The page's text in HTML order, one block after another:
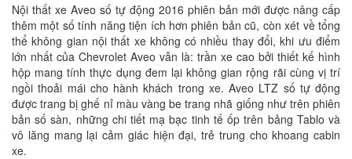
Nội thất xe Aveo số tự động 2016 phiên bản mới được nâng cấp
thêm một số tính năng tiện ích hơn phiên bản cũ, còn xét về tổng
thể không gian nội thất xe không có nhiều thay đổi, khi ưu điểm
lớn nhất của Chevrolet Aveo vẫn là: trần xe cao bởi thiết kế hình
hộp mang tính thực dụng đem lại không gian rộng rãi cùng vị trí
ngồi thoải mái cho hành khách trong xe. Aveo LTZ số tự động
được trang bị ghế nỉ màu vàng be trang nhã giống như trên phiên
bản số sàn, những chi tiết mạ bạc tinh tế ốp trên bảng Tablo và
vô lăng mang lại cảm giác hiện đại, trẻ trung cho khoang cabin
xe.